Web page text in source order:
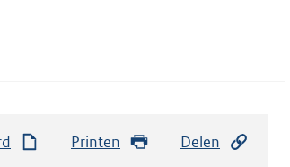
Printen Delen